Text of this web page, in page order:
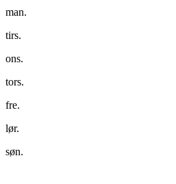
man.
tirs.
ons.
tors.
fre.
lør.
søn.